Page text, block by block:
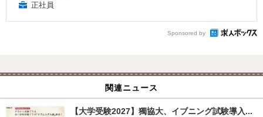
正社員
Sponsored by
関連ニュース
【大学受験2027】獨協大、イブニング試験導入...